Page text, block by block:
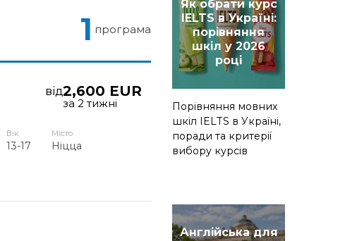
1 програма
від2,600 EUR
за 2 тижні
Вік
13-17
Місто
Ніцца
Як обрати курс
IELTS в Україні:
порівняння
шкіл у 2026
році
Порівняння мовних
шкіл IELTS в Україні,
поради та критерії
вибору курсів
Англійська для